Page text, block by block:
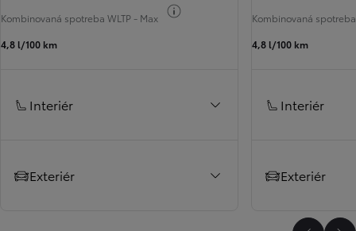
Kombinovaná spotreba WLTP - Max
4,8 l/100 km
Interiér
Exteriér
Kombinovaná spotreba
4,8 l/100 km
Interiér
Exteriér